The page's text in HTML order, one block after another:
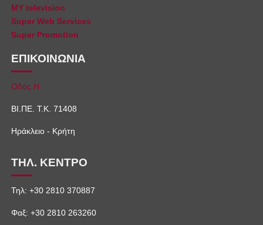
MY television
Super Web Services
Super Promotion
ΕΠΙΚΟΙΝΩΝΙΑ
Οδός Η
ΒΙ.ΠΕ. Τ.Κ. 71408
Ηράκλειο - Κρήτη
ΤΗΛ. ΚΕΝΤΡΟ
Τηλ: +30 2810 370887
Φαξ: +30 2810 263260